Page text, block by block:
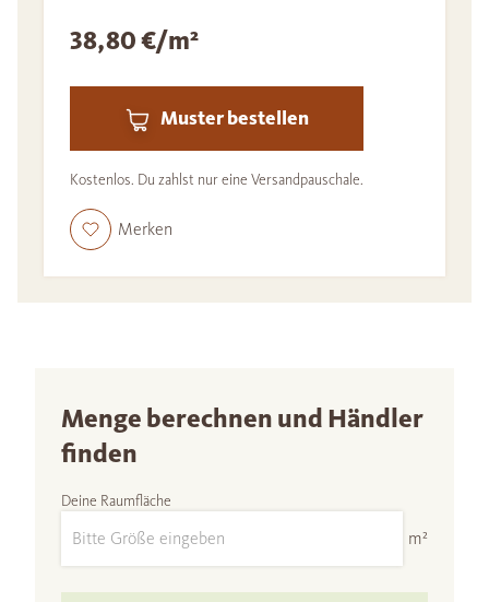
38,80 €/m²
Muster bestellen
Kostenlos. Du zahlst nur eine Versandpauschale.
Merken
Menge berechnen und Händler
finden
Deine Raumfläche
m²